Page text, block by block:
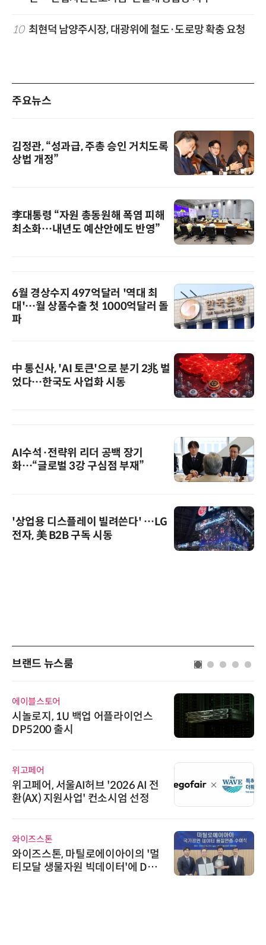
10 최현덕 남양주시장, 대광위에 철도·도로망 확충 요청
주요뉴스
김정관, “성과급, 주총 승인 거치도록
상법 개정”
李대통령 “자원 총동원해 폭염 피해
최소화…내년도 예산안에도 반영”
6월 경상수지 497억달러 '역대 최
대'…월 상품수출 첫 1000억달러 돌
파
中 통신사, 'AI 토큰'으로 분기 2兆 벌
었다…한국도 사업화 시동
AI수석·전략위 리더 공백 장기
화…“글로벌 3강 구심점 부재”
'상업용 디스플레이 빌려쓴다' …LG
전자, 美 B2B 구독 시동
브랜드 뉴스룸
에이블스토어
시놀로지, 1U 백업 어플라이언스
DP5200 출시
위고페어
위고페어, 서울AI허브 '2026 AI 전
환(AX) 지원사업' 컨소시엄 선정
와이즈스톤
와이즈스톤, 마틸로에이아이의 '멀
티모달 생물자원 빅데이터'에 DQ